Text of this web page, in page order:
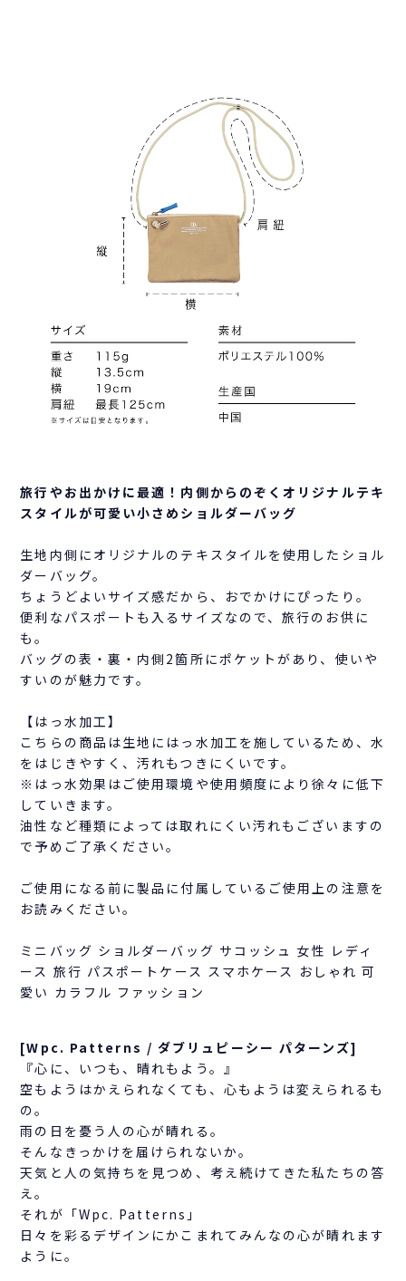
旅行やお出かけに最適！内側からのぞくオリジナルテキ
スタイルが可愛い小さめショルダーバッグ
生地内側にオリジナルのテキスタイルを使用したショル
ダーバッグ。
ちょうどよいサイズ感だから、おでかけにぴったり。
便利なパスポートも入るサイズなので、旅行のお供に
も。
バッグの表・裏・内側2箇所にポケットがあり、使いや
すいのが魅力です。
【はっ水加工】
こちらの商品は生地にはっ水加工を施しているため、水
をはじきやすく、汚れもつきにくいです。
※はっ水効果はご使用環境や使用頻度により徐々に低下
していきます。
油性など種類によっては取れにくい汚れもございますの
で予めご了承ください。
ご使用になる前に製品に付属しているご使用上の注意を
お読みください。
ミニバッグ ショルダーバッグ サコッシュ 女性 レディ
ース 旅行 パスポートケース スマホケース おしゃれ 可
愛い カラフル ファッション
[Wpc. Patterns / ダブリュピーシー パターンズ]
『心に、いつも、晴れもよう。』
空もようはかえられなくても、心もようは変えられるも
の。
雨の日を憂う人の心が晴れる。
そんなきっかけを届けられないか。
天気と人の気持ちを見つめ、考え続けてきた私たちの答
え。
それが「Wpc. Patterns」
日々を彩るデザインにかこまれてみんなの心が晴れます
ように。